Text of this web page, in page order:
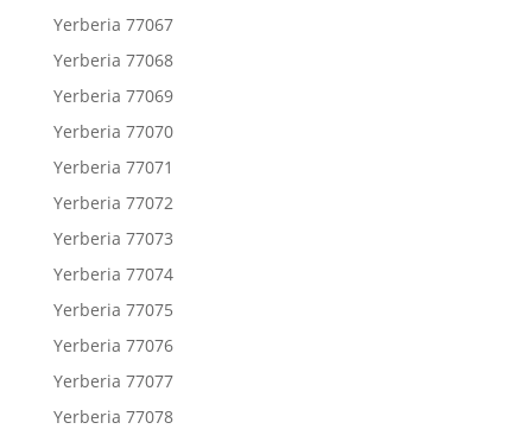
Yerberia 77067
Yerberia 77068
Yerberia 77069
Yerberia 77070
Yerberia 77071
Yerberia 77072
Yerberia 77073
Yerberia 77074
Yerberia 77075
Yerberia 77076
Yerberia 77077
Yerberia 77078